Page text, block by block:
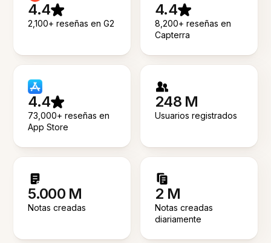
4.4
2,100+ reseñas en G2
4.4
8,200+ reseñas en
Capterra
4.4
73,000+ reseñas en
App Store
248 M
Usuarios registrados
5.000 M
Notas creadas
2 M
Notas creadas
diariamente